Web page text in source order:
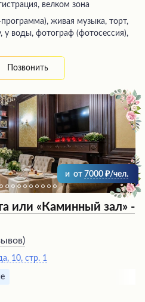
велком зона
живая музыка, торт,
у воды, фотограф (фотосессия),
Позвонить
и от 7000 /чел.
или «Каминный зал» -
)
10, стр. 1